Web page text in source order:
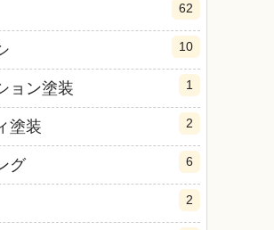
62
10
ョン塗装 1
塗装 2
グ 6
2